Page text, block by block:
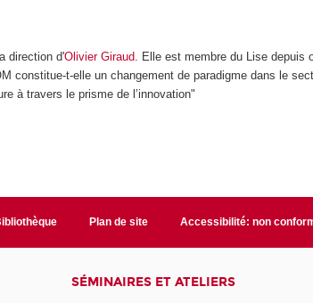
direction d'Olivier Giraud . Elle est membre du Lise depuis
constitue-t-elle un changement de paradigme dans le
à travers le prisme de l’innovation"
Plan de site Accessibilité: non
SÉMINAIRES ET ATELIERS